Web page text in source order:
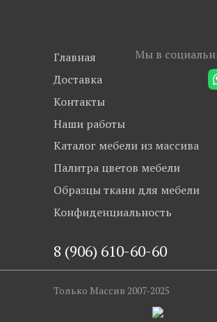
8 (906) 610-60-60
Главная
Доставка
Контакты
Наши работы
Каталог мебели из массива
Палитра цветов мебели
Образцы ткани для мебели
Конфиденциальность
Мы в
Только Массив 2007-2025